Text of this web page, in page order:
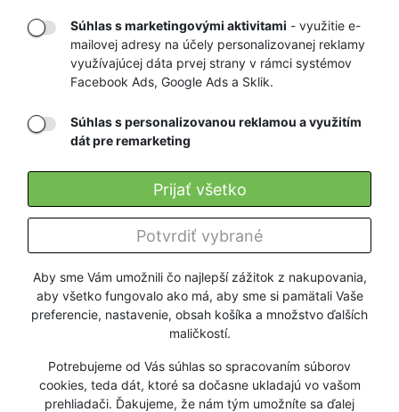
Aby sme Vám umožnili čo najlepší zážitok z nakupovania,
aby všetko fungovalo ako má, aby sme si pamätali Vaše
preferencie, nastavenie, obsah košíka a množstvo ďalších
maličkostí.
Potrebujeme od Vás súhlas so spracovaním súborov
cookies, teda dát, ktoré sa dočasne ukladajú vo vašom
prehliadači. Ďakujeme, že nám tým umožníte sa ďalej
Súhlas s marketingovými aktivitami - využitie e-
mailovej adresy na účely personalizovanej reklamy
využívajúcej dáta prvej strany v rámci systémov
Facebook Ads, Google Ads a Sklik.
Súhlas s personalizovanou reklamou a využitím
dát pre remarketing
Potvrdiť vybrané
Prijať všetko
RÝCHLE
DORUČENIE
GARANCIA
NAJNIŽŠÍCH CIEN
Firmy a organizácie